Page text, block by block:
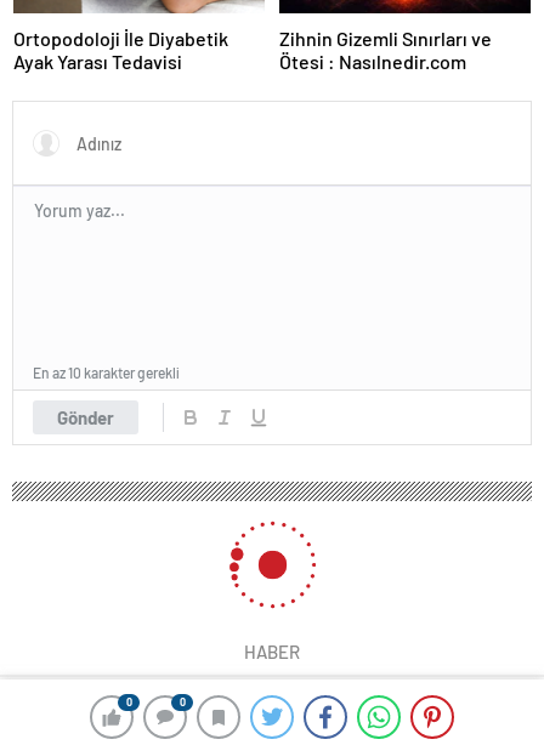
0 0
Ortopodoloji İle Diyabetik
Ayak Yarası Tedavisi
Zihnin Gizemli Sınırları ve
Ötesi : Nasılnedir.com
Gönder
En az 10 karakter gerekli
HABER